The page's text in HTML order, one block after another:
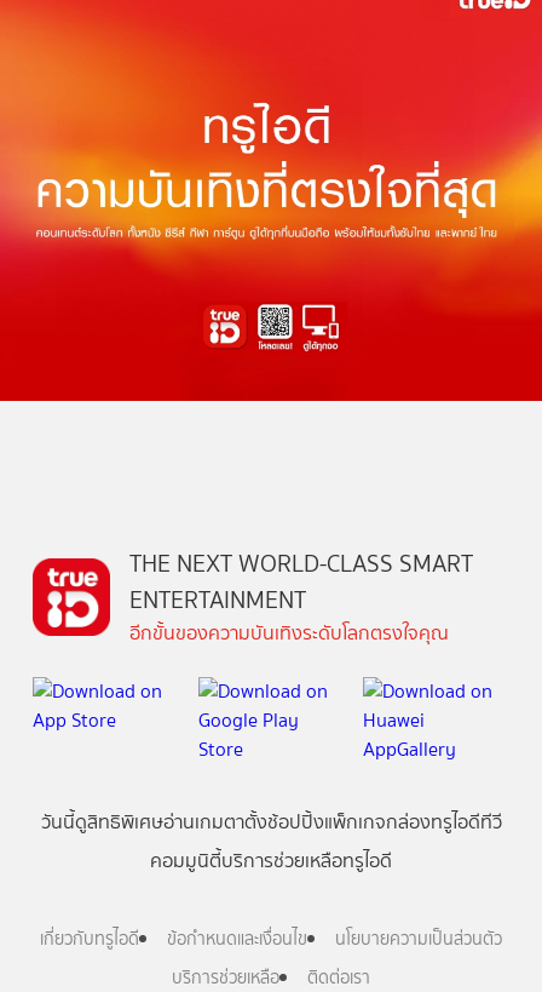
THE NEXT WORLD-CLASS SMART
ENTERTAINMENT
อีกขั้นของความบันเทิงระดับโลกตรงใจคุณ
วันนี้ดูสิทธิพิเศษอ่านเกมตาตั้งช้อปปิ้งแพ็กเกจกล่องทรูไอดีทีวี
คอมมูนิตี้บริการช่วยเหลือทรูไอดี
เกี่ยวกับทรูไอดี ข้อกำหนดและเงื่อนไข
นโยบายความเป็นส่วนตัว
บริการช่วยเหลือ
ติดต่อเรา